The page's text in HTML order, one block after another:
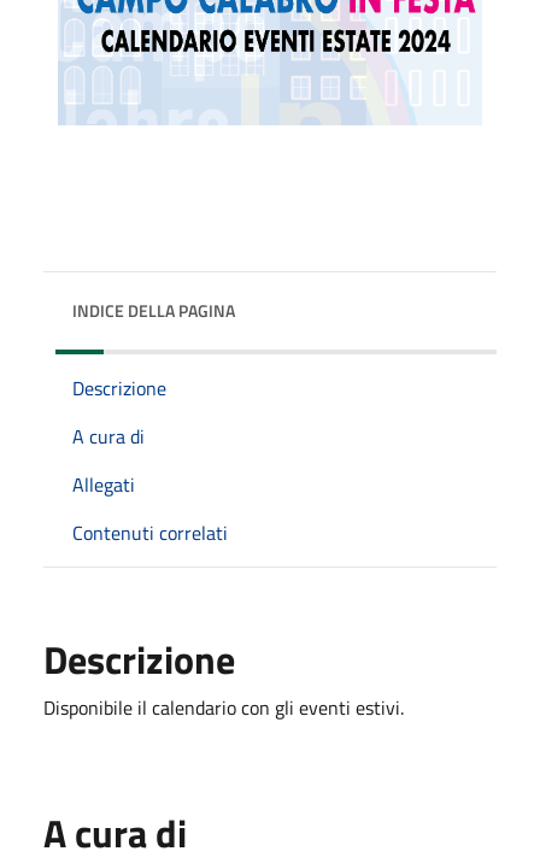
INDICE DELLA PAGINA
Descrizione
A cura di
Allegati
Contenuti correlati
Descrizione
Disponibile il calendario con gli eventi estivi.
A cura di